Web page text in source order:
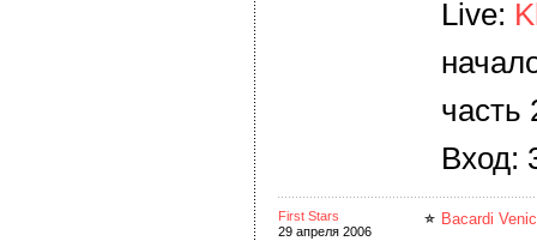
Live:
часть
Вход:
First Stars
29 апреля 2006
Bacardi